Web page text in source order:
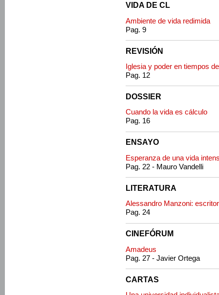
VIDA DE CL
Ambiente de vida redimida
Pag. 9
REVISIÓN
Iglesia y poder en tiempos
Pag. 12
DOSSIER
Cuando la vida es cálculo
Pag. 16
ENSAYO
Esperanza de una vida
Pag. 22 - Mauro Vandelli
LITERATURA
Alessandro Manzoni:
Pag. 24
CINEFÓRUM
Amadeus
Pag. 27 - Javier Ortega
CARTAS